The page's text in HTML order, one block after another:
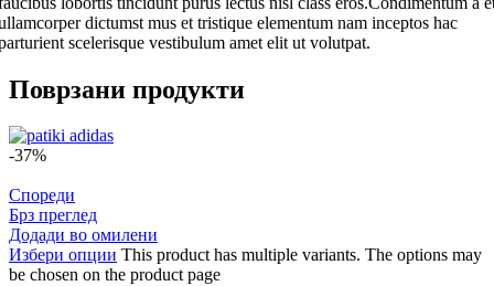
dictumst mus et tristique elementum nam inceptos hac
scelerisque vestibulum amet elit ut volutpat.
Поврзани продукти
-37%
Спореди
Брз преглед
Додади во омилени
Избери опции This product has multiple variants. The options may
be chosen on the product page